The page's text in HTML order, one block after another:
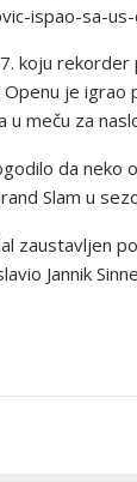
ispao-sa-
koju
Openu je
meču za
da neko
Slam u
zaustavljen
Jannik